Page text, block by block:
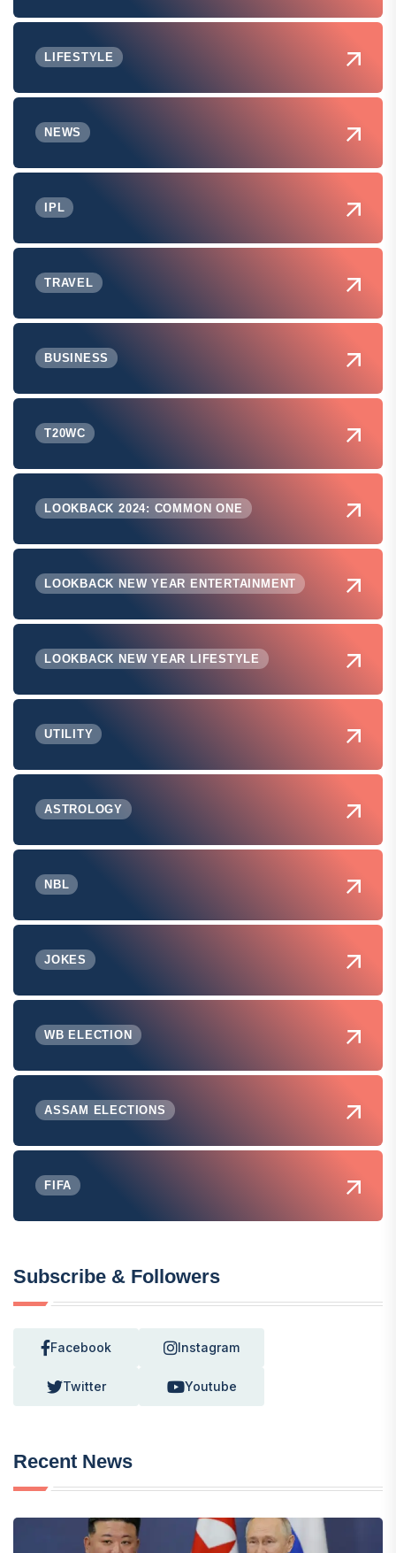
LIFESTYLE
NEWS
IPL
TRAVEL
BUSINESS
T20WC
LOOKBACK 2024: COMMON ONE
LOOKBACK NEW YEAR ENTERTAINMENT
LOOKBACK NEW YEAR LIFESTYLE
UTILITY
ASTROLOGY
NBL
JOKES
WB ELECTION
ASSAM ELECTIONS
FIFA
Subscribe & Followers
Facebook Instagram
Twitter Youtube
Recent News